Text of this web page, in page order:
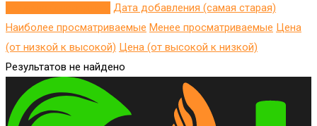
Дата добавления (самая старая)
Наиболее просматриваемые Менее просматриваемые Цена
(от низкой к высокой) Цена (от высокой к низкой)
Результатов не найдено